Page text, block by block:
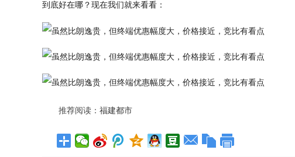
到底好在哪？现在我们就来看看：
推荐阅读： 福建都市